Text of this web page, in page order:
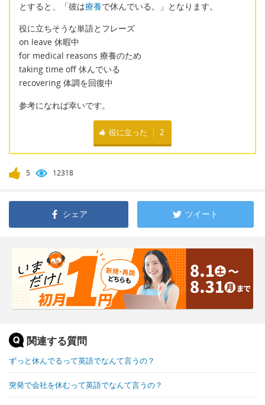
とすると、「彼は療養で休んでいる。」となります。
役に立ちそうな単語とフレーズ
on leave 休暇中
for medical reasons 療養のため
taking time off 休んでいる
recovering 体調を回復中
参考になれば幸いです。
役に立った 2
5 12318
シェア ツイート
関連する質問
ずっと休んでるって英語でなんて言うの？
突発で会社を休むって英語でなんて言うの？